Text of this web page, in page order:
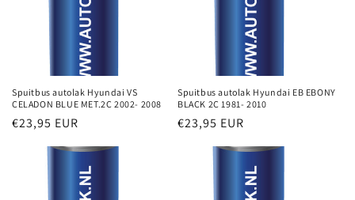
Spuitbus autolak Hyundai VS
CELADON BLUE MET.2C 2002- 2008
Normale
€23,95 EUR
Spuitbus autolak Hyundai EB EBONY
BLACK 2C 1981- 2010
Normale
€23,95 EUR